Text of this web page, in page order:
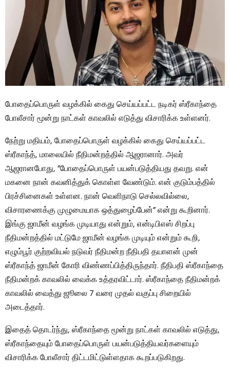
போதைப்பொருள் வழக்கில் கைது செய்யப்பட்ட நடிகர் ஸ்ரீகாந்தை
போலீசார் மூன்று நாட்கள் காவலில் எடுத்து விசாரிக்க உள்ளனர்.
நேற்று மதியம், போதைப்பொருள் வழக்கில் கைது செய்யப்பட்ட
ஸ்ரீகாந்த், மாலையில் நீதிமன்றத்தில் ஆஜரானார். அவர்
ஆஜரானபோது, ​​”போதைப்பொருள் பயன்படுத்தியது தவறு. என்
மகனை நான் கவனித்துக் கொள்ள வேண்டும். என் குடும்பத்தில்
பிரச்சினைகள் உள்ளன. நான் வெளிநாடு செல்லவில்லை,
விசாரணைக்கு முழுமையாக ஒத்துழைப்பேன்” என்று கூறினார்.
இங்கு ஜாமீன் வழங்க முடியாது என்றும், என்டிபிஎஸ் சிறப்பு
நீதிமன்றத்தில் மட்டுமே ஜாமீன் வழங்க முடியும் என்றும் கூறி,
எழும்பூர் குற்றவியல் நடுவர் நீதிமன்ற நீதிபதி தயாளன் முன்
ஸ்ரீகாந்த் ஜாமீன் கோரி விண்ணப்பித்திருந்தார். நீதிபதி ஸ்ரீகாந்தை
நீதிமன்றக் காவலில் வைக்க உத்தரவிட்டார். ஸ்ரீகாந்தை நீதிமன்றக்
காவலில் வைத்து ஜூலை 7 வரை முதல் வகுப்பு சிறையில்
அடைத்தார்.
இதைத் தொடர்ந்து, ஸ்ரீகாந்தை மூன்று நாட்கள் காவலில் எடுத்து,
ஸ்ரீகாந்தையும் போதைப்பொருள் பயன்படுத்தியவர்களையும்
விசாரிக்க போலீசார் திட்டமிட்டுள்ளதாக கூறப்படுகிறது.